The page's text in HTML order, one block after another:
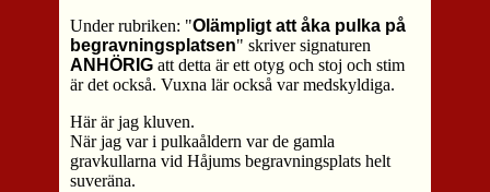
Under rubriken: "Olämpligt att åka pulka på
begravningsplatsen" skriver signaturen
ANHÖRIG att detta är ett otyg och stoj och stim
är det också. Vuxna lär också var medskyldiga.
Här är jag kluven.
När jag var i pulkaåldern var de gamla
gravkullarna vid Håjums begravningsplats helt
suveräna.